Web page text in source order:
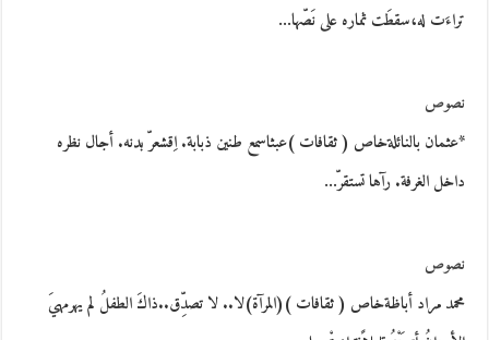
تراءَت له،سقطَت ثماره على نَصّها…
نصوص
*عثمان بالنائلةخاص ( ثقافات )عبثاسمع طنين ذبابة. اِقشعرّ بدنه. أجال نظره
داخل الغرفة. رآها تستقرّ…
نصوص
محمد مراد أباظةخاص ( ثقافات )(المرآة)لا.. لا تصدِّق..ذاكَ الطفلُ لم يهرمهيَ